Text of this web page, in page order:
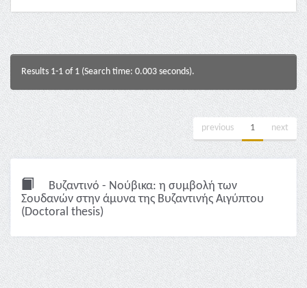
Results 1-1 of 1 (Search time: 0.003 seconds).
previous 1 next
Βυζαντινό - Νούβικα: η συμβολή των
Σουδανών στην άμυνα της Βυζαντινής Αιγύπτου
(Doctoral thesis)